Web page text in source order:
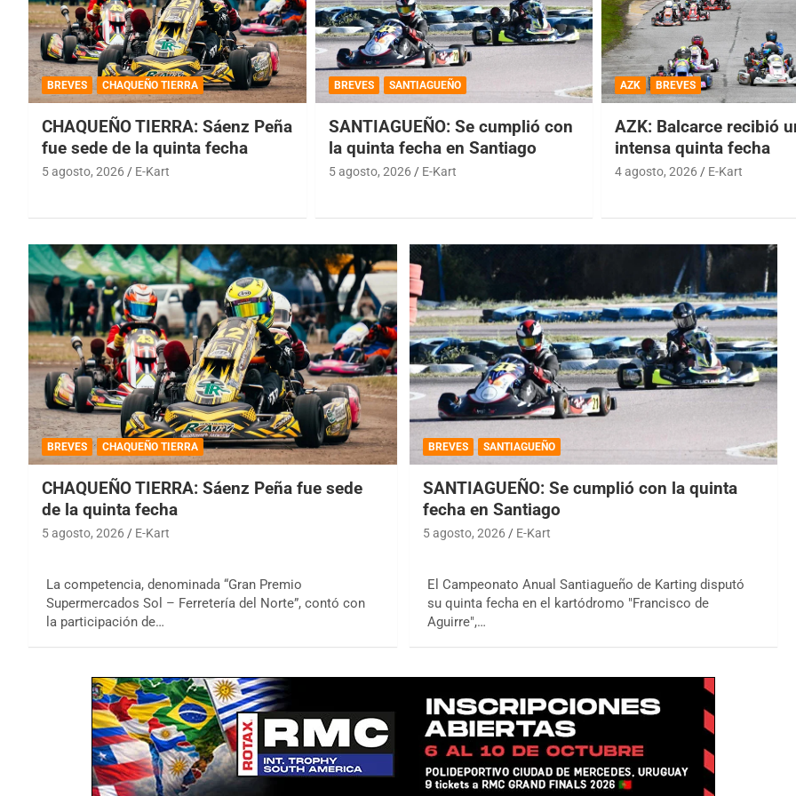
BREVES CHAQUEÑO TIERRA
CHAQUEÑO TIERRA: Sáenz Peña
fue sede de la quinta fecha
5 agosto, 2026 E-Kart
BREVES SANTIAGUEÑO
SANTIAGUEÑO: Se cumplió con
la quinta fecha en Santiago
5 agosto, 2026 E-Kart
AZK BREVES
AZK: Balcarce recibió
intensa quinta fecha
4 agosto, 2026 E-Kart
BREVES CHAQUEÑO TIERRA
CHAQUEÑO TIERRA: Sáenz Peña fue sede
de la quinta fecha
5 agosto, 2026 E-Kart
La competencia, denominada “Gran Premio
Supermercados Sol – Ferretería del Norte”, contó con
la participación de…
BREVES SANTIAGUEÑO
SANTIAGUEÑO: Se cumplió con la quinta
fecha en Santiago
5 agosto, 2026 E-Kart
El Campeonato Anual Santiagueño de Karting disputó
su quinta fecha en el kartódromo "Francisco de
Aguirre",…